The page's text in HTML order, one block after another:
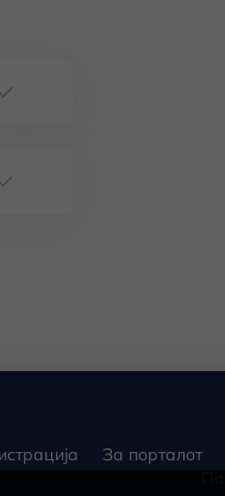
За порталот